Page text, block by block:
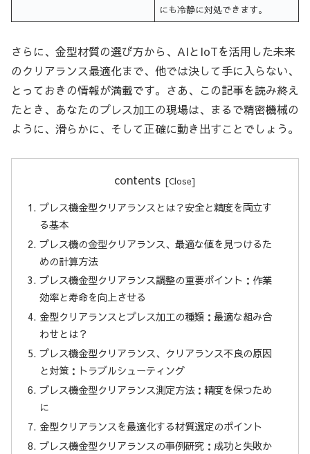
にも冷静に対処できます。
さらに、金型材質の選び方から、AIとIoTを活用した未来
のクリアランス最適化まで、他では決して手に入らない、
とっておきの情報が満載です。さあ、この記事を読み終え
たとき、あなたのプレス加工の現場は、まるで精密機械の
ように、滑らかに、そして正確に動き出すことでしょう。
contents
プレス機金型クリアランスとは？安全と精度を両立す
る基本
プレス機の金型クリアランス、最適な値を見つけるた
めの計算方法
プレス機金型クリアランス調整の重要ポイント：作業
効率と寿命を向上させる
金型クリアランスとプレス加工の種類：最適な組み合
わせとは？
プレス機金型クリアランス、クリアランス不良の原因
と対策：トラブルシューティング
プレス機金型クリアランス測定方法：精度を保つため
に
金型クリアランスを最適化する材質選定のポイント
プレス機金型クリアランスの事例研究：成功と失敗か